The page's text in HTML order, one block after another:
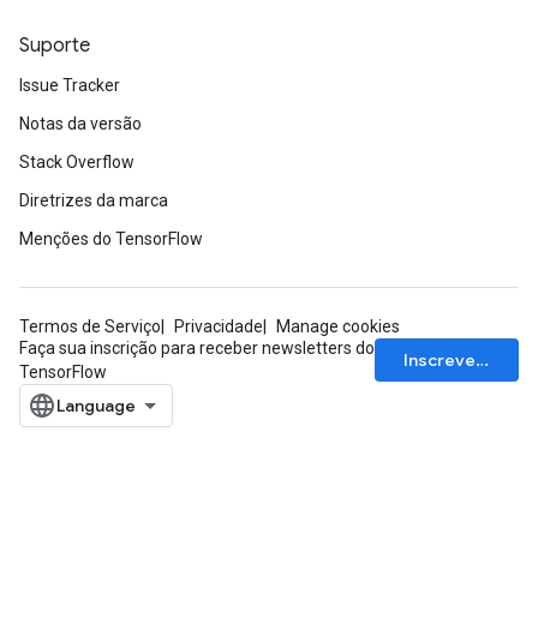
Suporte
Issue Tracker
Notas da versão
Stack Overflow
Diretrizes da marca
Menções do TensorFlow
Termos de Serviço Privacidade
Manage cookies
Faça sua inscrição para receber newsletters do
TensorFlow
Inscrever-se